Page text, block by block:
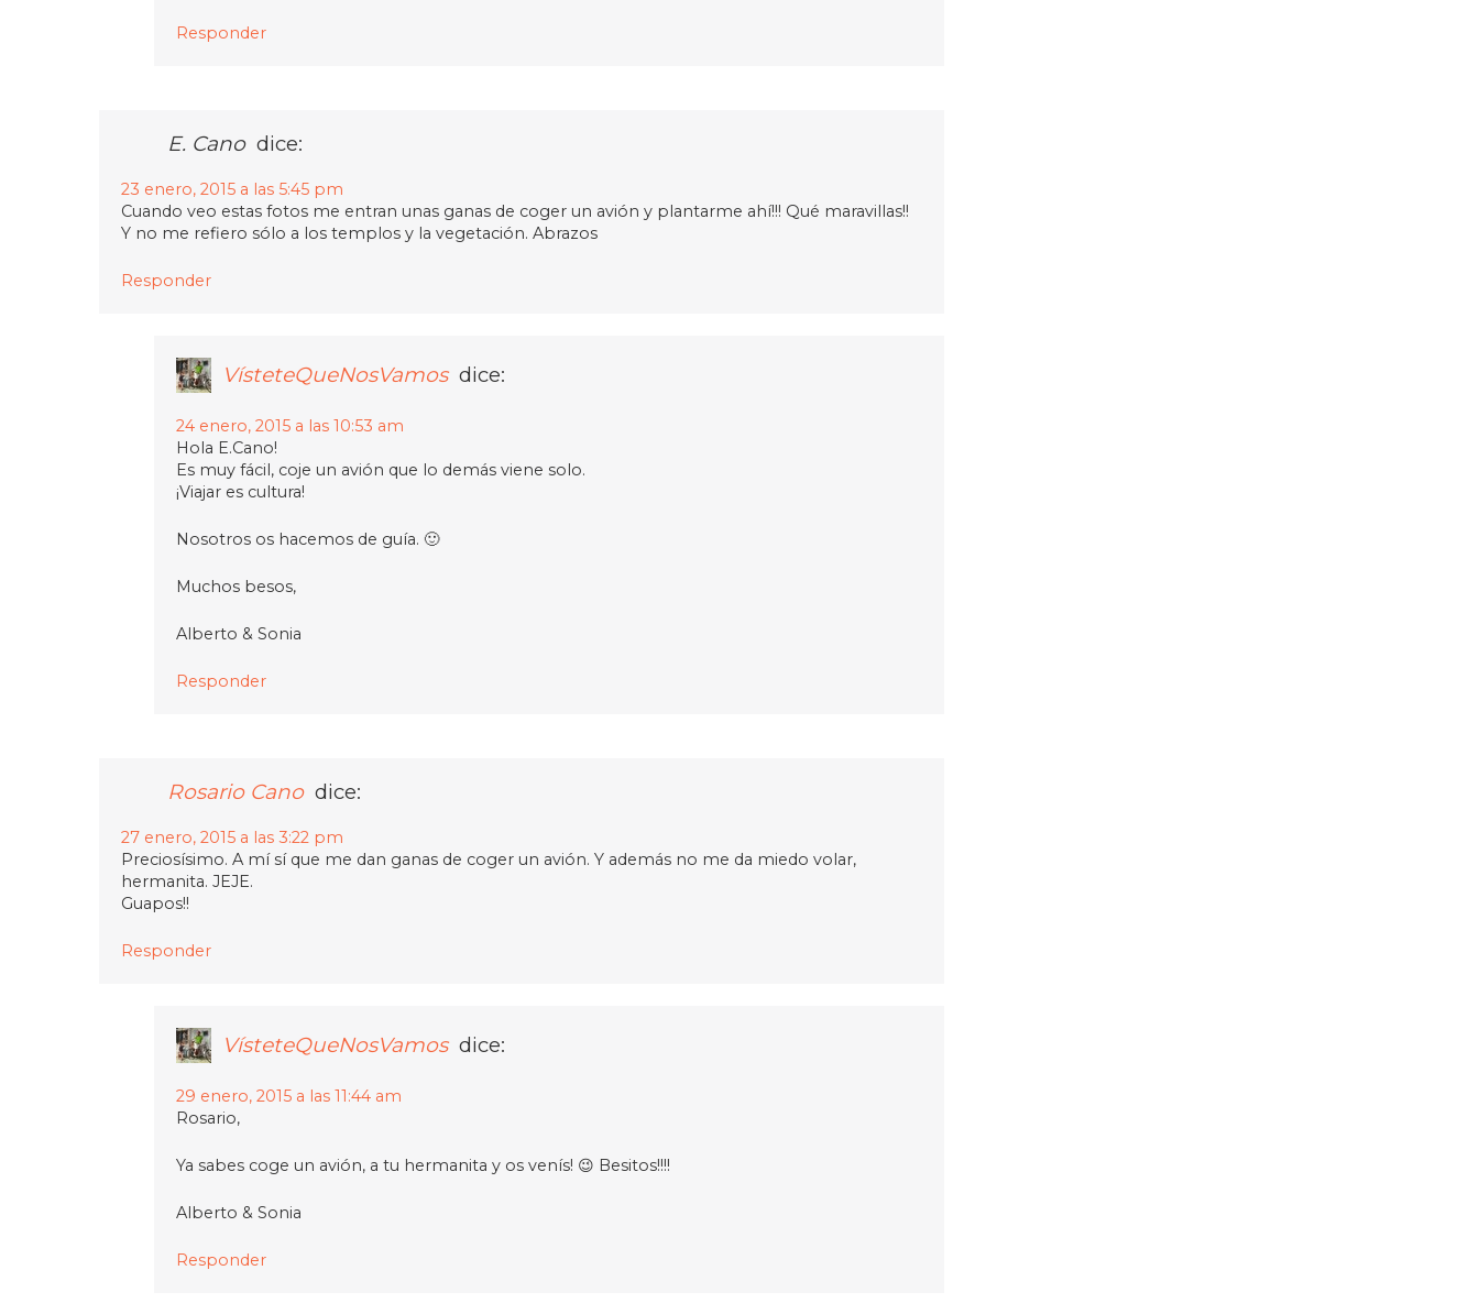
Responder
E. Cano dice:
23 enero, 2015 a las 5:45 pm
Cuando veo estas fotos me entran unas ganas de coger un avión y plantarme ahí!!! Qué maravillas!!
Y no me refiero sólo a los templos y la vegetación. Abrazos
Responder
VísteteQueNosVamos dice:
24 enero, 2015 a las 10:53 am
Hola E.Cano!
Es muy fácil, coje un avión que lo demás viene solo.
¡Viajar es cultura!
Nosotros os hacemos de guía. 🙂
Muchos besos,
Alberto & Sonia
Responder
Rosario Cano dice:
27 enero, 2015 a las 3:22 pm
Preciosísimo. A mí sí que me dan ganas de coger un avión. Y además no me da miedo volar,
hermanita. JEJE.
Guapos!!
Responder
VísteteQueNosVamos dice:
29 enero, 2015 a las 11:44 am
Rosario,
Ya sabes coge un avión, a tu hermanita y os venís! 😉 Besitos!!!!
Alberto & Sonia
Responder